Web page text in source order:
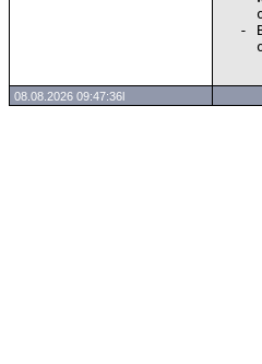
08.08.2026 09:47:36l